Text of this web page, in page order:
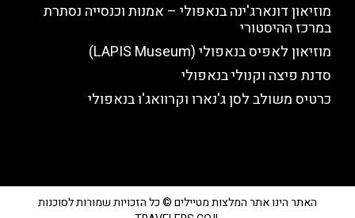
מוזיאון דונארג'ינה בנאפולי – אמנות וכנסייה נסתרת
במרכז ההיסטורי
מוזיאון לאפיס בנאפולי (LAPIS Museum)
סדנת פיצה וקנולי בנאפולי
כרטיס משולב לסן ג'נארו וקרוואג'ו בנאפולי
האתר הינו אתר המלצות מטיילים © כל הזכויות שמורות לסוכנות